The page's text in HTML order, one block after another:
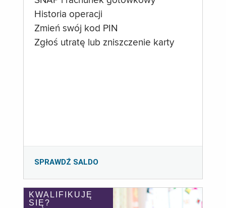
Historia operacji
Zmień swój kod PIN
Zgłoś utratę lub zniszczenie karty
SPRAWDŹ SALDO
KWALIFIKUJĘ
SIĘ?